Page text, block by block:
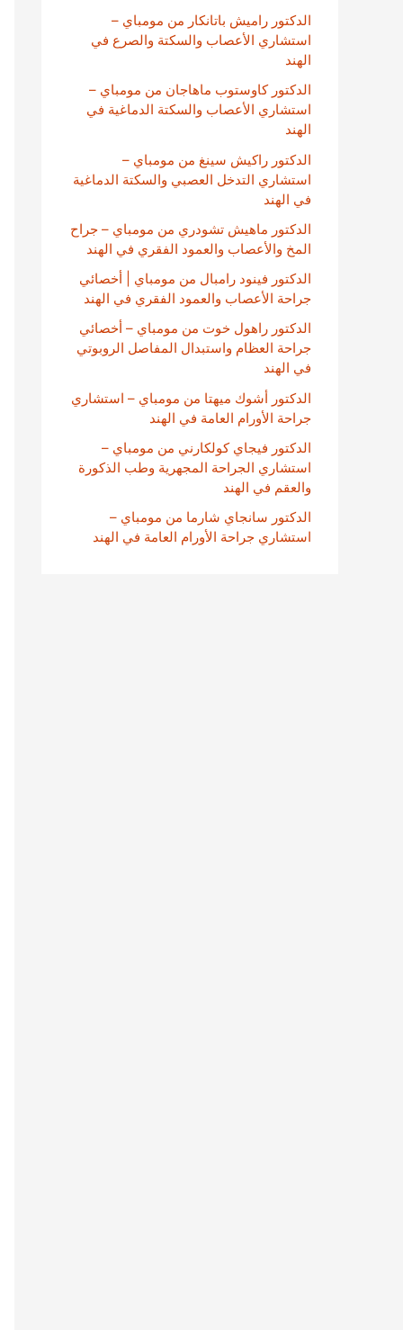
الدكتور راميش باتانكار من مومباي –
استشاري الأعصاب والسكتة والصرع في
الهند
الدكتور كاوستوب ماهاجان من مومباي –
استشاري الأعصاب والسكتة الدماغية في
الهند
الدكتور راكيش سينغ من مومباي –
استشاري التدخل العصبي والسكتة الدماغية
في الهند
الدكتور ماهيش تشودري من مومباي – جراح
المخ والأعصاب والعمود الفقري في الهند
الدكتور فينود رامبال من مومباي | أخصائي
جراحة الأعصاب والعمود الفقري في الهند
الدكتور راهول خوت من مومباي – أخصائي
جراحة العظام واستبدال المفاصل الروبوتي
في الهند
الدكتور أشوك ميهتا من مومباي – استشاري
جراحة الأورام العامة في الهند
الدكتور فيجاي كولكارني من مومباي –
استشاري الجراحة المجهرية وطب الذكورة
والعقم في الهند
الدكتور سانجاي شارما من مومباي –
استشاري جراحة الأورام العامة في الهند